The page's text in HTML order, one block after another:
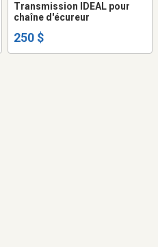
Transmission IDEAL pour
chaîne d'écureur
250 $